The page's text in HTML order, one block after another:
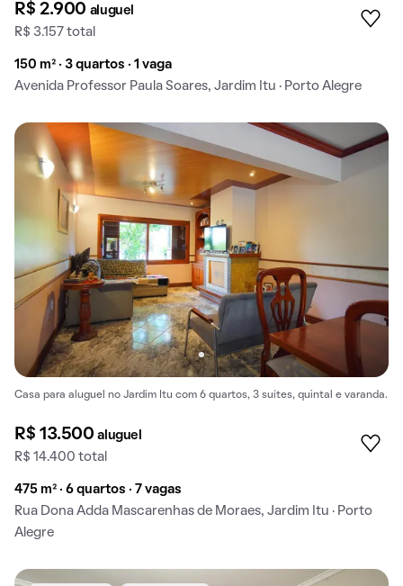
R$ 2.900 aluguel
R$ 3.157 total
150 m² · 3 quartos · 1 vaga
Avenida Professor Paula Soares, Jardim Itu · Porto Alegre
Casa para aluguel no Jardim Itu com 6 quartos, 3 suítes, quintal e varanda.
R$ 13.500aluguel
R$ 14.400 total
475 m² · 6 quartos · 7 vagas
Rua Dona Adda Mascarenhas de Moraes, Jardim Itu · Porto
Alegre